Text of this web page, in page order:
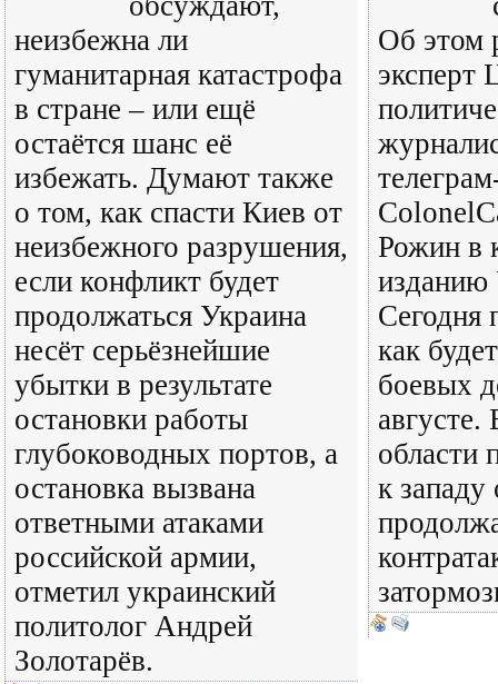
неизбежна ли
гуманитарная катастрофа
в стране – или ещё
остаётся шанс её
избежать. Думают также
о том, как спасти Киев от
неизбежного разрушения,
если конфликт будет
продолжаться Украина
несёт серьёзнейшие
убытки в результате
остановки работы
глубоководных портов, а
остановка вызвана
ответными атаками
российской армии,
отметил украинский
политолог Андрей
Золотарёв.
Об этом
эксперт
Рожин в
изданию
Сегодня
как
боевых
области
к